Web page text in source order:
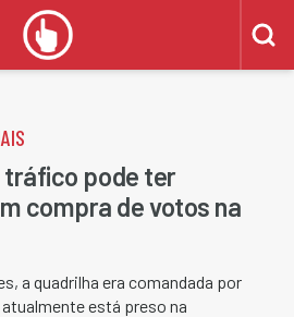
tráfico pode ter
compra de votos na
a quadrilha era comandada por
está preso na